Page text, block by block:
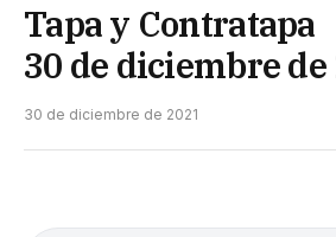
Tapa y Contratapa
30 de diciembre de
30 de diciembre de 2021